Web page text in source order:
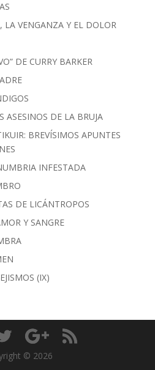
LA VENGANZA Y EL DOLOR
DE CURRY BARKER
ASESINOS DE LA BRUJA
BREVÍSIMOS APUNTES
INFESTADA
DE LICÁNTROPOS
Y SANGRE
(IX)
© 2026